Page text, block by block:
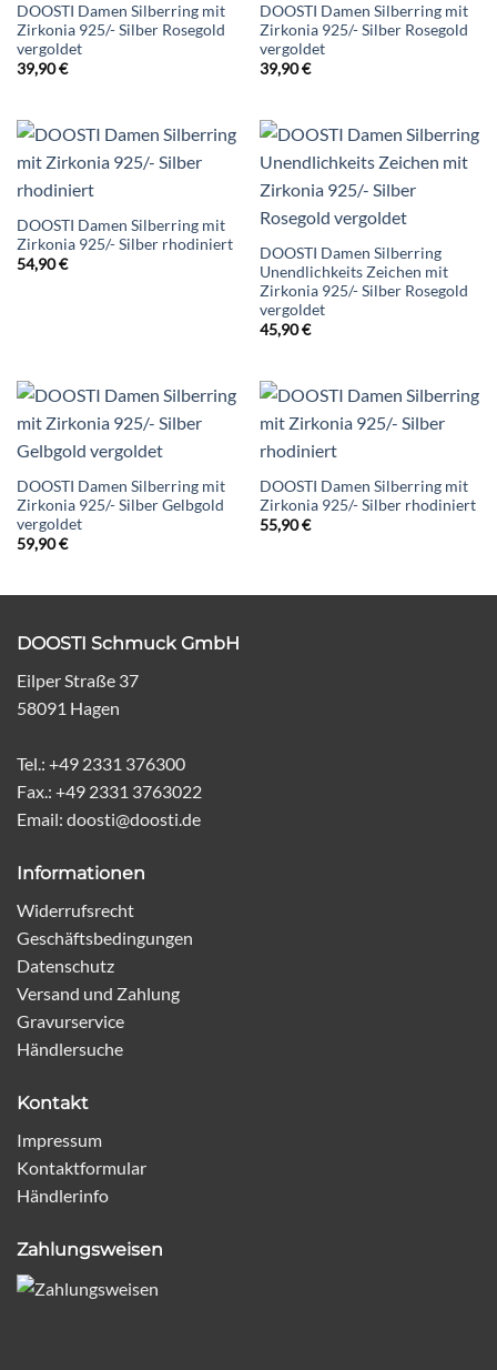
DOOSTI Damen Silberring mit
Zirkonia 925/- Silber Rosegold
vergoldet
39,90€
DOOSTI Damen Silberring mit
Zirkonia 925/- Silber Rosegold
vergoldet
39,90€
DOOSTI Damen Silberring mit
Zirkonia 925/- Silber rhodiniert
54,90€
DOOSTI Damen Silberring
Unendlichkeits Zeichen mit
Zirkonia 925/- Silber Rosegold
vergoldet
45,90€
DOOSTI Damen Silberring mit
Zirkonia 925/- Silber Gelbgold
vergoldet
59,90€
DOOSTI Damen Silberring mit
Zirkonia 925/- Silber rhodiniert
55,90€
DOOSTI Schmuck GmbH
Eilper Straße 37
58091 Hagen
Tel.: +49 2331 376300
Fax.: +49 2331 3763022
Email: doosti@doosti.de
Informationen
Widerrufsrecht
Geschäftsbedingungen
Datenschutz
Versand und Zahlung
Gravurservice
Händlersuche
Kontakt
Impressum
Kontaktformular
Händlerinfo
Zahlungsweisen